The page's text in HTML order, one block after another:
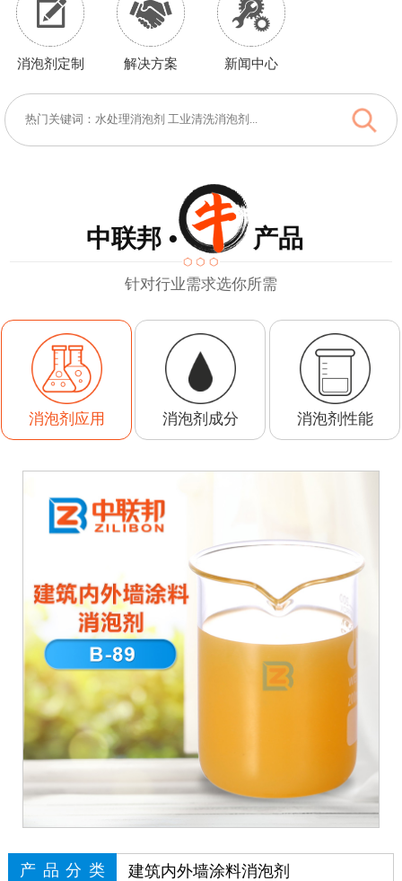
消泡剂定制 解决方案 新闻中心
中联邦 • 产品
针对行业需求选你所需
消泡剂成分 消泡剂性能
产品分类 建筑内外墙涂料消泡剂